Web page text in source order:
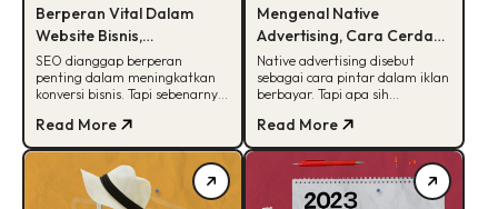
Berperan Vital Dalam
Website Bisnis,
Bagaimana Cara Kerja
SEO?
SEO dianggap berperan
penting dalam meningkatkan
konversi bisnis. Tapi sebenarnya
Simak selengkapnya disini!
Read More
Mengenal Native
Advertising, Cara Cerdas
Dalam Iklan Berbayar!
Native advertising disebut
sebagai cara pintar dalam iklan
berbayar. Tapi apa sih
untuk info selengkapnya.
Read More